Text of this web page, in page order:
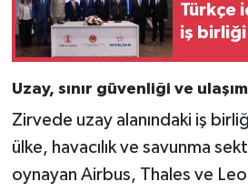
Türkçe
iş birliği
Uzay, sınır güvenliği ve
Zirvede uzay alanındaki iş
ülke, havacılık ve savunma
oynayan Airbus, Thales ve